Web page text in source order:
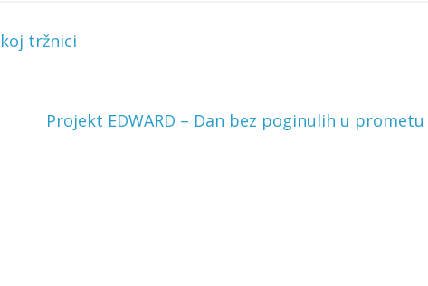
tržnici
Projekt EDWARD – Dan bez poginulih u prometu